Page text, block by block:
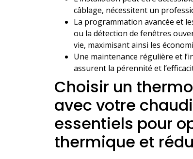
câblage, nécessitent un
La programmation avancée et
ou la détection de fenêtres
vie, maximisant ainsi les
Une maintenance régulière et
assurent la pérennité et
Choisir un
avec votre
essentiels pour
thermique et